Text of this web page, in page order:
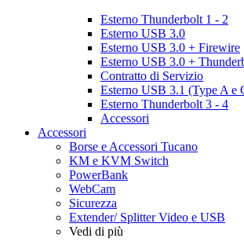
Esterno Thunderbolt 1 - 2
Esterno USB 3.0
Esterno USB 3.0 + Firewire
Esterno USB 3.0 +
Contratto di Servizio
Esterno USB 3.1 (Type A e
Esterno Thunderbolt 3 - 4
Accessori
Accessori
Borse e Accessori Tucano
KM e KVM Switch
PowerBank
WebCam
Sicurezza
Extender/ Splitter Video e USB
Vedi di più